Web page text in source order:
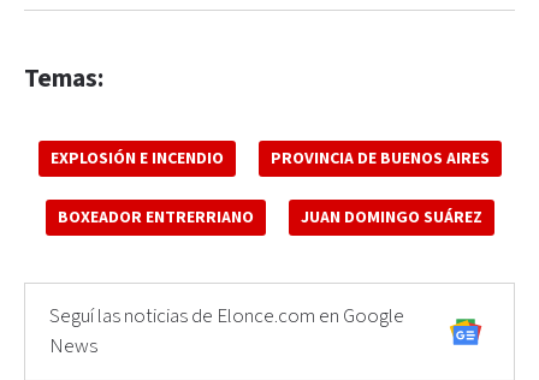
Temas:
EXPLOSIÓN E INCENDIO PROVINCIA DE BUENOS AIRES
BOXEADOR ENTRERRIANO JUAN DOMINGO SUÁREZ
Seguí las noticias de Elonce.com en Google
News